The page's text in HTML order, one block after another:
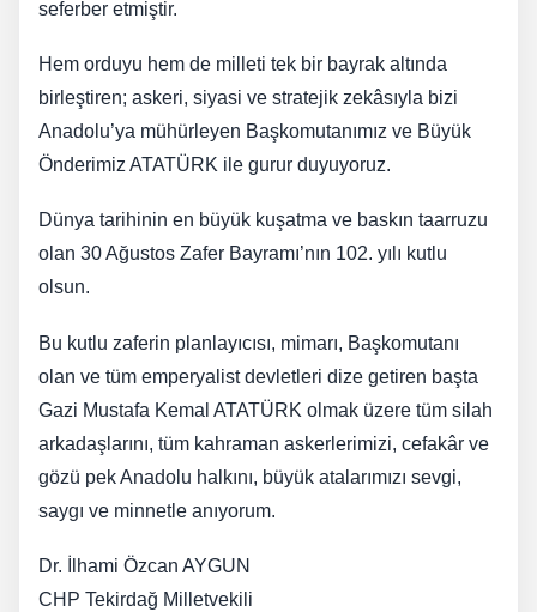
seferber etmiştir.
Hem orduyu hem de milleti tek bir bayrak altında
birleştiren; askeri, siyasi ve stratejik zekâsıyla bizi
Anadolu’ya mühürleyen Başkomutanımız ve Büyük
Önderimiz ATATÜRK ile gurur duyuyoruz.
Dünya tarihinin en büyük kuşatma ve baskın taarruzu
olan 30 Ağustos Zafer Bayramı’nın 102. yılı kutlu
olsun.
Bu kutlu zaferin planlayıcısı, mimarı, Başkomutanı
olan ve tüm emperyalist devletleri dize getiren başta
Gazi Mustafa Kemal ATATÜRK olmak üzere tüm silah
arkadaşlarını, tüm kahraman askerlerimizi, cefakâr ve
gözü pek Anadolu halkını, büyük atalarımızı sevgi,
saygı ve minnetle anıyorum.
Dr. İlhami Özcan AYGUN
CHP Tekirdağ Milletvekili